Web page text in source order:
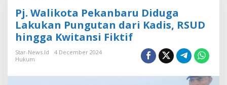
W
a
l
i
t
Pj. Walikota Pekanbaru Diduga
Lakukan Pungutan dari Kadis, RSUD
hingga Kwitansi Fiktif
Star-News.id
4 December 2024
Hukum